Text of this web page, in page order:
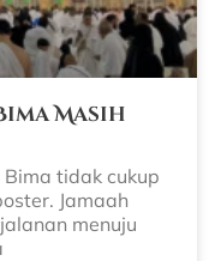
Masih
tidak cukup
Jamaah
menuju